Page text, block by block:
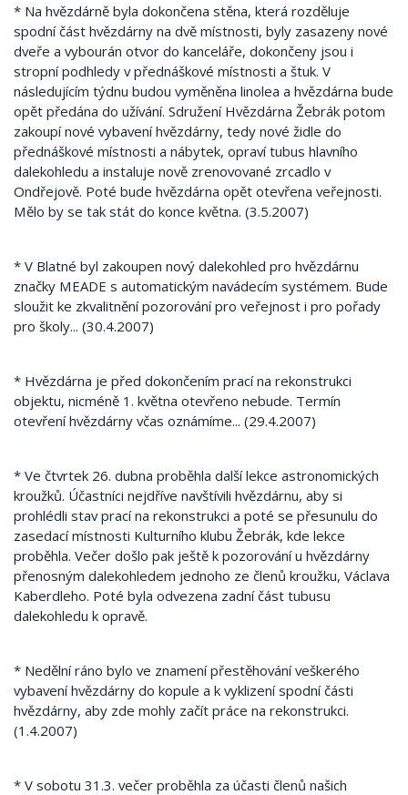
* Na hvězdárně byla dokončena stěna, která rozděluje
spodní část hvězdárny na dvě místnosti, byly zasazeny nové
dveře a vybourán otvor do kanceláře, dokončeny jsou i
stropní podhledy v přednáškové místnosti a štuk. V
následujícím týdnu budou vyměněna linolea a hvězdárna bude
opět předána do užívání. Sdružení Hvězdárna Žebrák potom
zakoupí nové vybavení hvězdárny, tedy nové židle do
přednáškové místnosti a nábytek, opraví tubus hlavního
dalekohledu a instaluje nově zrenovované zrcadlo v
Ondřejově. Poté bude hvězdárna opět otevřena veřejnosti.
Mělo by se tak stát do konce května. (3.5.2007)
* V Blatné byl zakoupen nový dalekohled pro hvězdárnu
značky MEADE s automatickým navádecím systémem. Bude
sloužit ke zkvalitnění pozorování pro veřejnost i pro pořady
pro školy... (30.4.2007)
* Hvězdárna je před dokončením prací na rekonstrukci
objektu, nicméně 1. května otevřeno nebude. Termín
otevření hvězdárny včas oznámíme... (29.4.2007)
* Ve čtvrtek 26. dubna proběhla další lekce astronomických
kroužků. Účastníci nejdříve navštívili hvězdárnu, aby si
prohlédli stav prací na rekonstrukci a poté se přesunulu do
zasedací místnosti Kulturního klubu Žebrák, kde lekce
proběhla. Večer došlo pak ještě k pozorování u hvězdárny
přenosným dalekohledem jednoho ze členů kroužku, Václava
Kaberdleho. Poté byla odvezena zadní část tubusu
dalekohledu k opravě.
* Nedělní ráno bylo ve znamení přestěhování veškerého
vybavení hvězdárny do kopule a k vyklizení spodní části
hvězdárny, aby zde mohly začít práce na rekonstrukci.
(1.4.2007)
* V sobotu 31.3. večer proběhla za účasti členů našich